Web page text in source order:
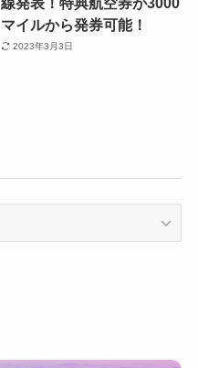
マイルから発券可能！
2023年3月3日